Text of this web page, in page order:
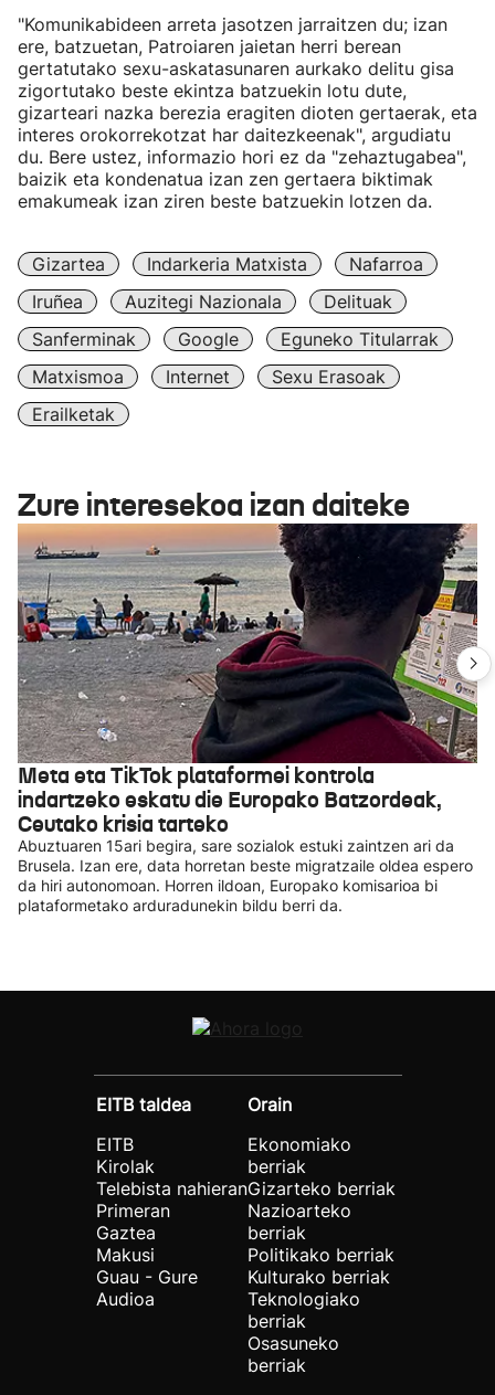
"Komunikabideen arreta jasotzen jarraitzen du; izan
ere, batzuetan, Patroiaren jaietan herri berean
gertatutako sexu-askatasunaren aurkako delitu gisa
zigortutako beste ekintza batzuekin lotu dute,
gizarteari nazka berezia eragiten dioten gertaerak, eta
interes orokorrekotzat har daitezkeenak", argudiatu
du. Bere ustez, informazio hori ez da "zehaztugabea",
baizik eta kondenatua izan zen gertaera biktimak
emakumeak izan ziren beste batzuekin lotzen da.
Gizartea Indarkeria Matxista
Nafarroa
Iruñea
Auzitegi Nazionala
Delituak
Sanferminak
Google
Eguneko Titularrak
Matxismoa
Internet
Sexu Erasoak
Erailketak
Zure interesekoa izan daiteke
Meta eta TikTok plataformei kontrola
indartzeko eskatu die Europako Batzordeak,
Ceutako krisia tarteko
Abuztuaren 15ari begira, sare sozialok estuki zaintzen ari da
Brusela. Izan ere, data horretan beste migratzaile oldea espero
da hiri autonomoan. Horren ildoan, Europako komisarioa bi
plataformetako arduradunekin bildu berri da.
EITB taldea
EITB
Kirolak
Telebista nahieran
Primeran
Gaztea
Makusi
Guau - Gure
Audioa
Orain
Ekonomiako
berriak
Gizarteko berriak
Nazioarteko
berriak
Politikako berriak
Kulturako berriak
Teknologiako
berriak
Osasuneko
berriak